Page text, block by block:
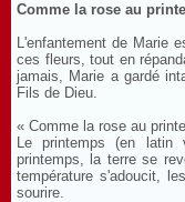
Comme la rose au
L'enfantement de Marie
ces fleurs, tout en
jamais, Marie a gardé
Fils de Dieu.
« Comme la rose au
Le printemps (en
printemps, la terre se
température s'adoucit,
sourire.